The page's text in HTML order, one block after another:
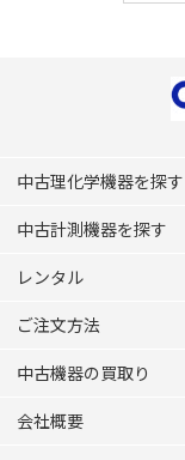
中古理化学機器を探す
中古計測機器を探す
レンタル
ご注文方法
中古機器の買取り
会社概要